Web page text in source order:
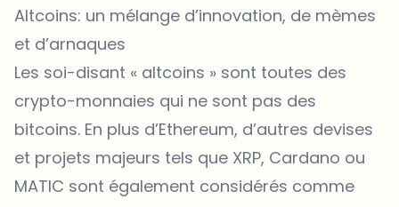
Altcoins: un mélange d’innovation, de mèmes
et d’arnaques
Les soi-disant « altcoins » sont toutes des
crypto-monnaies qui ne sont pas des
bitcoins. En plus d’Ethereum, d’autres devises
et projets majeurs tels que XRP, Cardano ou
MATIC sont également considérés comme